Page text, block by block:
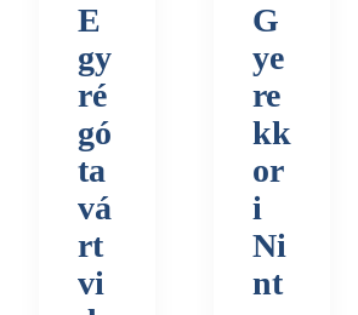
E
gy
ré
gó
ta
vá
rt
vi
G
ye
re
kk
or
i
Ni
nt